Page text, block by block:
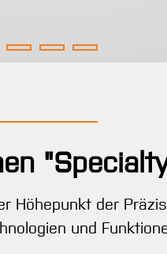
Höhepunkt der
und